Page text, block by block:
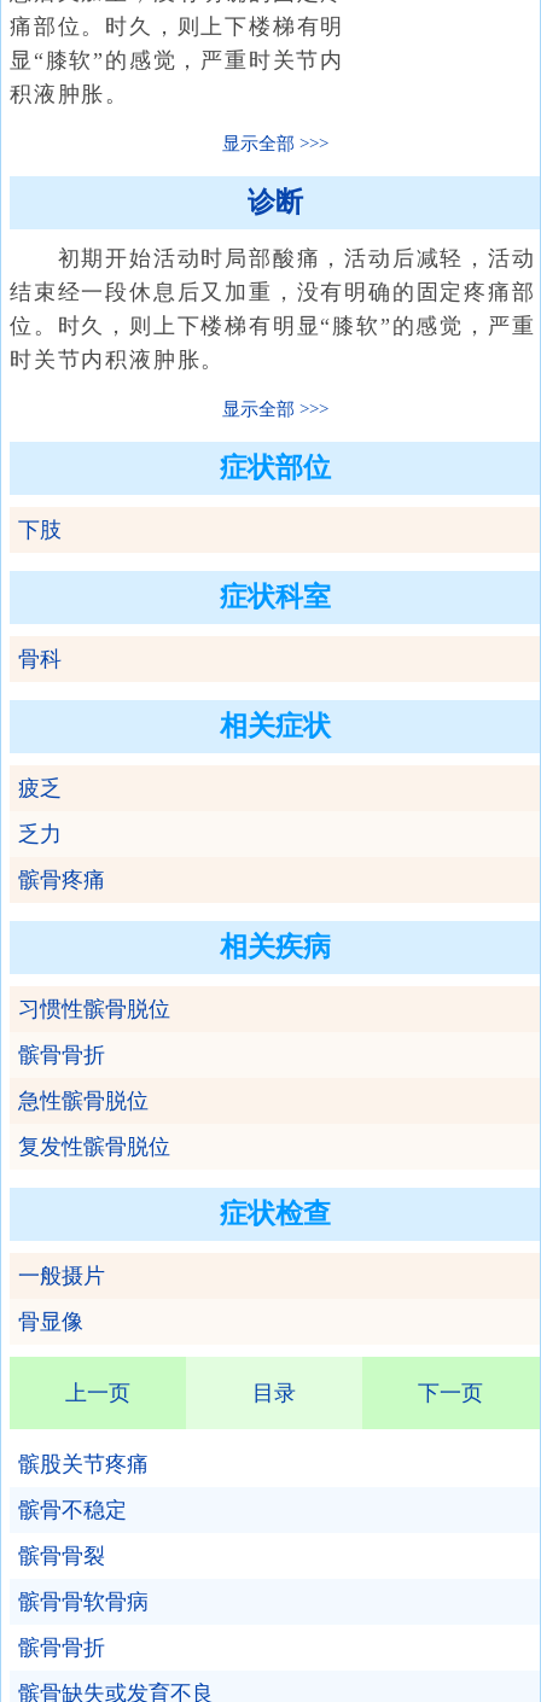
痛部位。时久，则上下楼梯有明
显“膝软”的感觉，严重时关节内
积液肿胀。
显示全部
诊断
初期开始活动时局部酸痛，活动后减轻，活动
结束经一段休息后又加重，没有明确的固定疼痛部
位。时久，则上下楼梯有明显“膝软”的感觉，严重
时关节内积液肿胀。
显示全部
症状部位
下肢
症状科室
骨科
相关症状
疲乏
乏力
髌骨疼痛
相关疾病
习惯性髌骨脱位
髌骨骨折
急性髌骨脱位
复发性髌骨脱位
症状检查
一般摄片
骨显像
上一页 目录 下一页
髌股关节疼痛
髌骨不稳定
髌骨骨裂
髌骨骨软骨病
髌骨骨折
髌骨缺失或发育不良